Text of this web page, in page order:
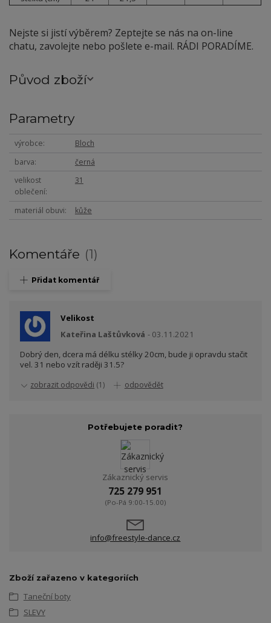
Nejste si jistí výběrem? Zeptejte se nás na on-line
chatu, zavolejte nebo pošlete e-mail. RÁDI PORADÍME.
Původ zboží
Parametry
výrobce
Bloch
barva
černá
velikost
oblečení
31
materiál obuvi kůže
Komentáře 1
Přidat komentář
Velikost
Kateřina Laštůvková
03.11.2021
Dobrý den, dcera má délku stélky 20cm, bude ji opravdu stačit
vel. 31 nebo vzít raději 31.5?
zobrazit odpovědi (1) odpovědět
Potřebujete poradit?
Zákaznický servis
725 279 951
(Po-Pá 9:00-15.00)
info@freestyle-dance.cz
Zboží zařazeno v kategoriích
Taneční boty
SLEVY